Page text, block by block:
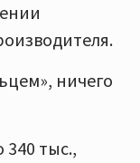
ничего
340 тыс.,